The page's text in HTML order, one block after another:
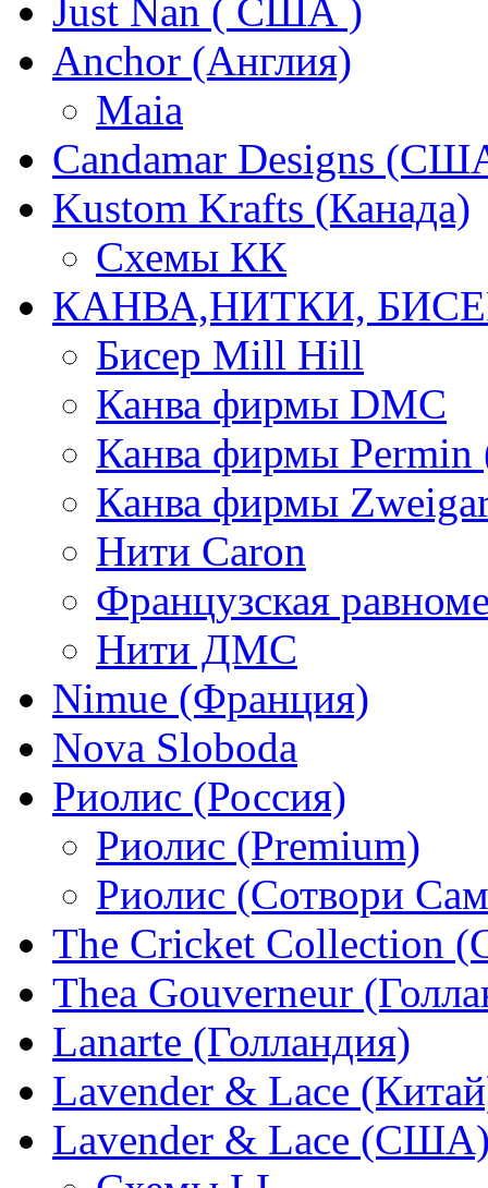
Just Nan ( США )
Anchor (Англия)
Maia
Candamar Designs
Kustom Krafts (Канада)
Схемы КК
КАНВА,НИТКИ,
Бисер Mill Hill
Канва фирмы DMC
Канва фирмы Permin
Канва фирмы
Нити Caron
Французская
Нити ДМС
Nimue (Франция)
Nova Sloboda
Риолис (Россия)
Риолис (Premium)
Риолис (Сотвори
The Cricket Collection
Thea Gouverneur
Lanarte (Голландия)
Lavender & Lace
Lavender & Lace